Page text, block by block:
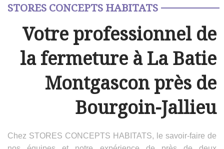
STORES CONCEPTS HABITATS
Votre professionnel de
la fermeture à La Batie
Montgascon près de
Bourgoin-Jallieu
Chez STORES CONCEPTS HABITATS, le savoir-faire de